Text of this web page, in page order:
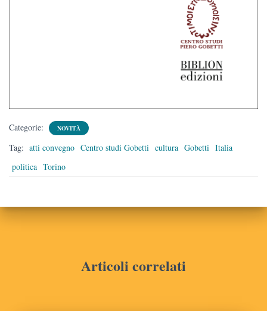
Categorie: NOVITÀ
Tag: atti convegno Centro studi Gobetti cultura Gobetti Italia
politica Torino
Articoli correlati